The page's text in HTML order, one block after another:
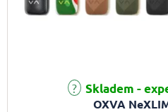
OXVA
Skladem -